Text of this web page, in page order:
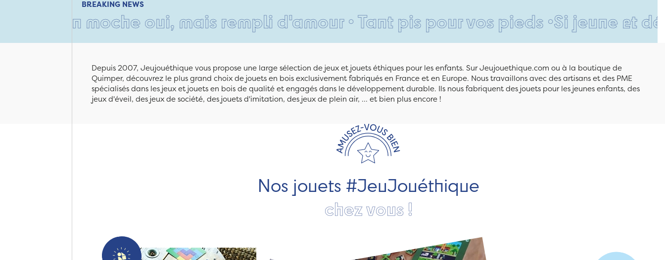
BREAKING NEWS
moche oui, mais rempli d'amour • Tant pis pour vos pieds • Si jeune et déjà si
Depuis 2007, Jeujouéthique vous propose une large sélection de jeux et jouets éthiques pour les enfants. Sur Jeujouethique.com ou à la boutique de
Quimper, découvrez le plus grand choix de jouets en bois exclusivement fabriqués en France et en Europe. Nous travaillons avec des artisans et des PME
spécialisés dans les jeux et jouets en bois de qualité et engagés dans le développement durable. Ils nous fabriquent des jouets pour les jeunes enfants, des
jeux d'éveil, des jeux de société, des jouets d'imitation, des jeux de plein air, ... et bien plus encore !
Nos jouets #JeuJouéthique
chez vous !